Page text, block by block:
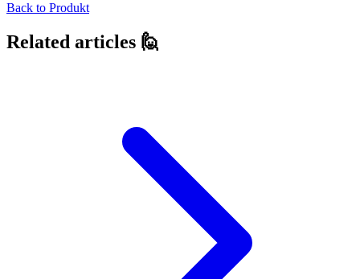
Back to Produkt
Related articles 🙋